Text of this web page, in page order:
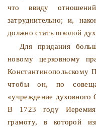
что ввиду
затруднительно; и, нако­
должно стать школой
Для придания
ново­му церковному
Констан­тинопольскому
чтобы он,по
«учреждение духовно­го
В 1723 году
грамоту, в которой